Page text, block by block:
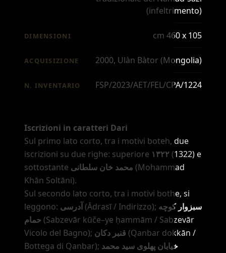
(infeltrimento)
DIMENSIONI cm 460 x 105
ACQUISIZIONE 2000, Ulàn Bàtor (Mongolia)
N. INVENTARIO FSP/2023/AET/FEL/CPA/1224
Iscrizioni in caratteri Dari
Sul primo lato corto, tra i motivi boteh, due
iscrizioni su due righe: superiore ۱۳۲۲ (1322) e
sottostante محمد خان سلطانی (Mohammad
Khān Soltāni).
Sul secondo lato corto, tra i motivi bothe, si
leggono: آدرسی (Ādrasī / Indirizzo); سبزوار کوچه
حمام (Sabzevār kūče–ye ḥammām / Sabzevār
Vicolo del Bagno); قنبر دکان (Qanbar dokkān /
Bottega di Qanbar); خیابان پهلوی سید محمد